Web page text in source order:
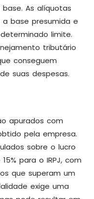
As alíquotas
a base presumida e
limite.
tributário
conseguem
suas despesas.
apurados com
pela empresa.
sobre o lucro
para o IRPJ, com
que superam um
exige uma